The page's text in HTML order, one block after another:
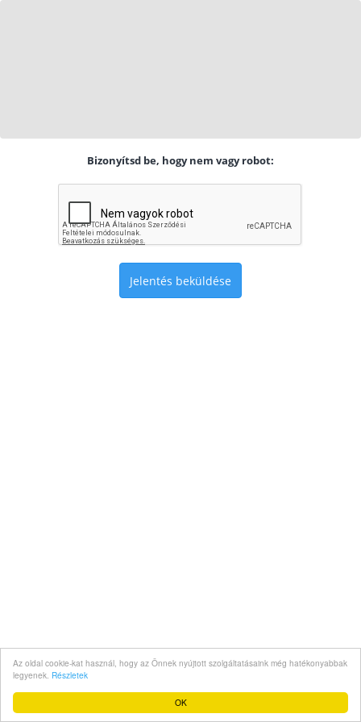
OK
Az oldal cookie-kat használ, hogy az Önnek nyújtott szolgáltatásaink még hatékonyabbak
legyenek. Részletek
Bizonyítsd be, hogy nem vagy robot:
Jelentés beküldése